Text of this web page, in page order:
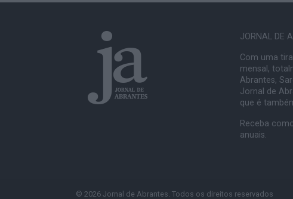
JORNAL DE
Com uma
mensal,
Abrantes,
Jornal de
que é
Receba
anuais.
© 2026 Jornal de Abrantes. Todos os direitos reservados